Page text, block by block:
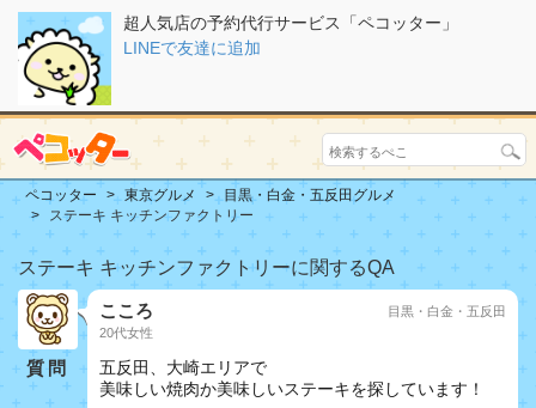
超人気店の予約代行サービス「ペコッター」
LINEで友達に追加
ペコッター 東京グルメ
目黒・白金・五反田グルメ
ステーキ キッチンファクトリー
ステーキ キッチンファクトリーに関するQA
質問
こころ
20代女性
目黒・白金・五反田
五反田、大崎エリアで
美味しい焼肉か美味しいステーキを探しています！